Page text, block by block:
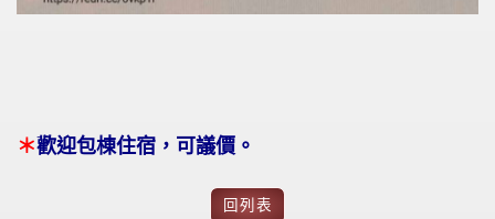
＊歡迎包棟住宿，可議價。
回列表